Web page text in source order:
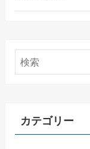
カテゴリー